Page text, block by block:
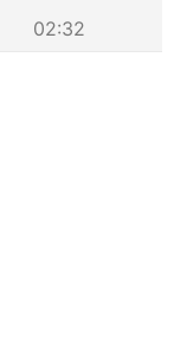
02:32